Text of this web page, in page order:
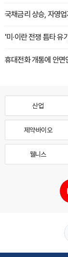
국채금리 상승, 자영
'미·이란 전쟁 틈타
휴대전화 개통에 안면
산업
제약·바이오
웰니스